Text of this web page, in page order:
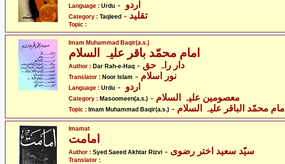
Language : Urdu
Category : Taqleed - تقلید
Topic :
Imam Muhammad Baqir(a.s.)
امام محمّد باقر علیہ السلام
Author : Dar Rah-e-Haq - دار راہ حق
Translator : Noor Islam - نور اسلام
Language : Urdu
Category : Masoomeen(a.s.)
Topic : Imam Muhammad Baqir(a.s.) - امام محمّد الباقر علیہ السلام
Imamat
امامت
Author : Syed Saeed Akhtar Rizvi - سیّد سعید اختر رضوی
Translator :